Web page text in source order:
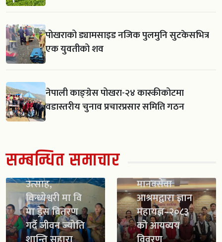
पोखराको ड्यामसाइड नजिक पुलमुनि सुटकेसभित्र
एक युवतीको शव
नेपाली काङ्ग्रेस पोखरा-२४ कास्कीकोटमा
वडास्तरीय चुनाव प्रचारप्रसार समिति गठन
सम्बन्धित समाचार
स्काउट गठन सँगै
विद्यार्थीमा नयाँ
उत्साह,
विन्ध्येश्वरी मा वि
मा ड्रेस वितरण
गर्दै जीवन ज्योति
मानवसेवा
आश्रमद्वारा ज्ञान
महायज्ञ–२०८३
को आयव्यय